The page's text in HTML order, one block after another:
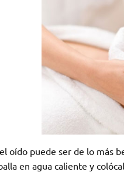
oído puede ser de lo más
en agua caliente y